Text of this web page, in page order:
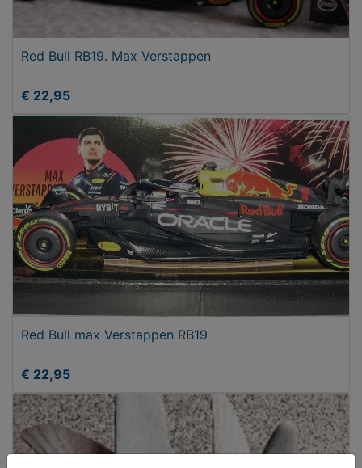
Red Bull RB19. Max Verstappen
€ 22,95
Red Bull max Verstappen RB19
€ 22,95